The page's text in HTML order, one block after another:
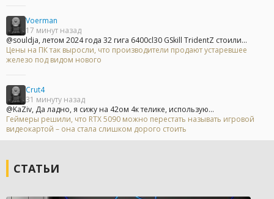
Voerman
17 минут назад
@souldja, летом 2024 года 32 гига 6400cl30 GSkill TridentZ стоили...
Цены на ПК так выросли, что производители продают устаревшее
железо под видом нового
Crut4
31 минуту назад
@KaZiv, Да ладно, я сижу на 42ом 4к телике, использую...
Геймеры решили, что RTX 5090 можно перестать называть игровой
видеокартой – она стала слишком дорого стоить
СТАТЬИ